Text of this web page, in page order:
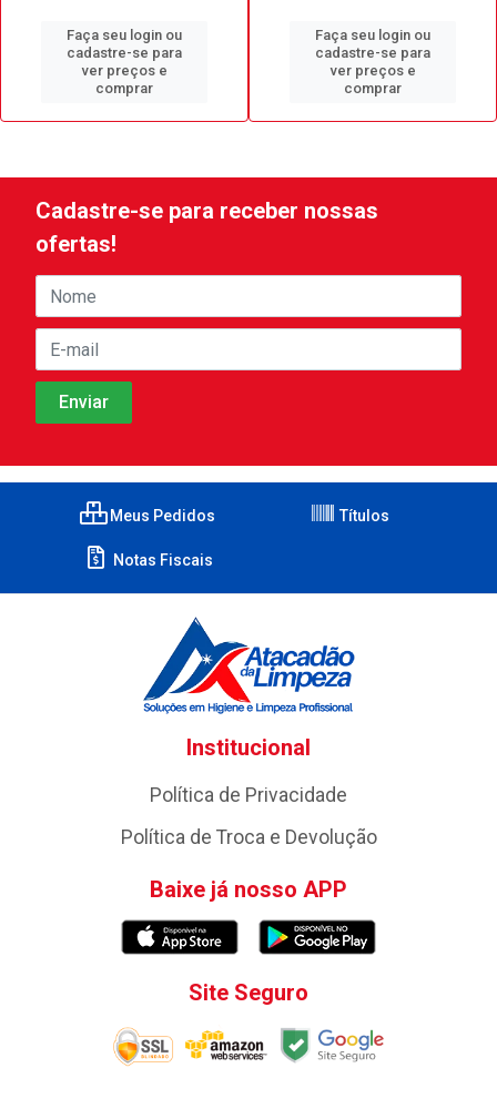
Faça seu login ou
cadastre-se para
ver preços e
comprar
Faça seu login ou
cadastre-se para
ver preços e
comprar
Cadastre-se para receber nossas
ofertas!
Meus Pedidos Títulos
Notas Fiscais
Institucional
Política de Privacidade
Política de Troca e Devolução
Baixe já nosso APP
Site Seguro